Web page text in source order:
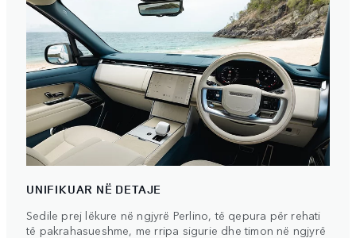
UNIFIKUAR NË DETAJE
Sedile prej lëkure në ngjyrë Perlino, të qepura për rehati
të pakrahasueshme, me rripa sigurie dhe timon në ngjyrë